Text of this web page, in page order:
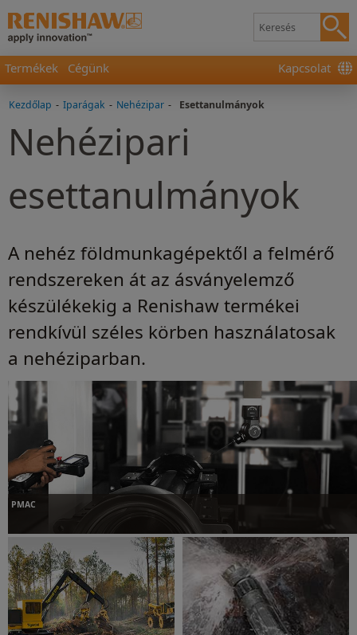
Termékek Cégünk Kapcsolat
Kezdőlap - Iparágak - Nehézipar - Esettanulmányok
Nehézipari
esettanulmányok
A nehéz földmunkagépektől a felmérő
rendszereken át az ásványelemző
készülékekig a Renishaw termékei
rendkívül széles körben használatosak
a nehéziparban.
PMAC
További információk